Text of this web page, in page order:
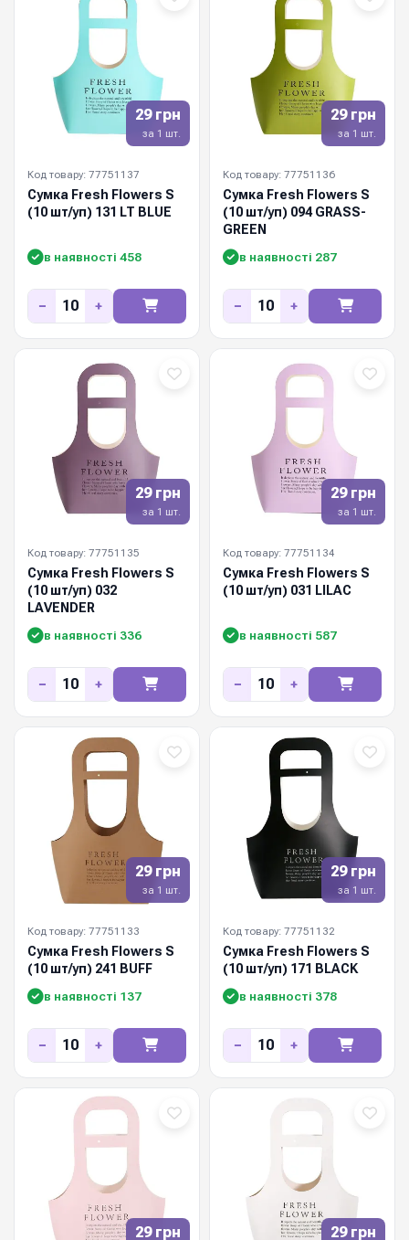
29 грн
за 1 шт.
Код товару: 77751137
Сумка Fresh Flowers S
(10 шт/уп) 131 LT BLUE
в наявності 458
− +
29 грн
за 1 шт.
Код товару: 77751136
Сумка Fresh Flowers S
(10 шт/уп) 094 GRASS-
GREEN
в наявності 287
− +
29 грн
за 1 шт.
Код товару: 77751135
Сумка Fresh Flowers S
(10 шт/уп) 032
LAVENDER
в наявності 336
− +
29 грн
за 1 шт.
Код товару: 77751134
Сумка Fresh Flowers S
(10 шт/уп) 031 LILAC
в наявності 587
− +
29 грн
за 1 шт.
Код товару: 77751133
Сумка Fresh Flowers S
(10 шт/уп) 241 BUFF
в наявності 137
− +
29 грн
за 1 шт.
Код товару: 77751132
Сумка Fresh Flowers S
(10 шт/уп) 171 BLACK
в наявності 378
− +
29 грн 29 грн